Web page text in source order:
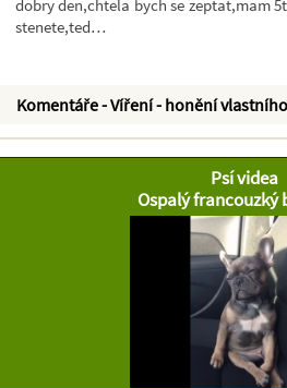
dobry den,chtela bych se zeptat,mam
stenete,ted…
Komentáře - Víření - honění
Psí videa
Ospalý francouzký